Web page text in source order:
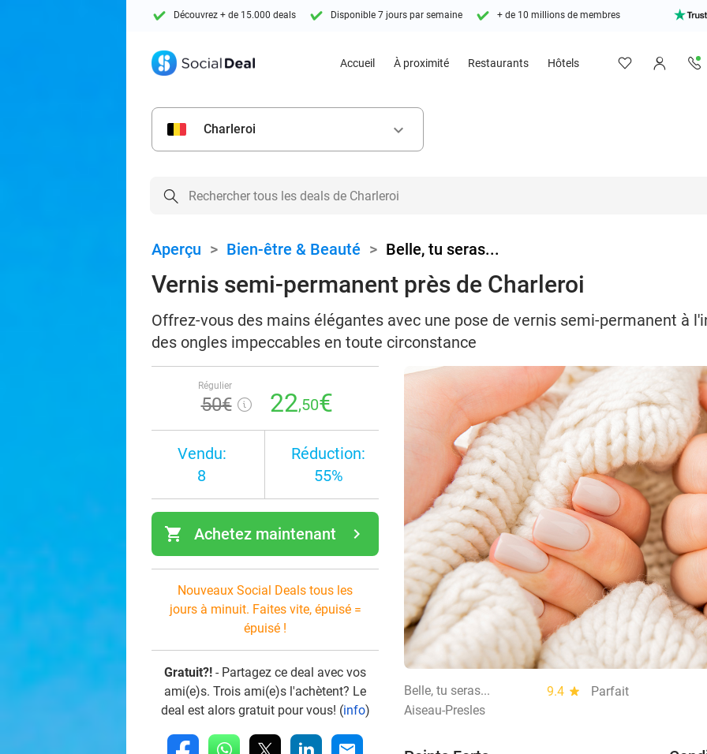
Découvrez + de 15.000 deals Disponible 7 jours par semaine + de 10 millions de membres
Accueil À proximité Restaurants Hôtels
Charleroi keyboard_arrow_down
Aperçu > Bien-être & Beauté > Belle, tu seras...
Vernis semi-permanent près de Charleroi
Offrez-vous des mains élégantes avec une pose de vernis semi-permanent à
des ongles impeccables en toute circonstance
Régulier
50€ 22,50€
Vendu:
8
Réduction:
55%
shopping_cart navigate_next
Achetez maintenant
Nouveaux Social Deals tous les
jours à minuit. Faites vite, épuisé =
épuisé !
Gratuit?! - Partagez ce deal avec vos
ami(e)s. Trois ami(e)s l'achètent? Le
deal est alors gratuit pour vous! (info)
whatsapp linkedin mail
Belle, tu seras... 9.4 star
Parfait
Aiseau-Presles